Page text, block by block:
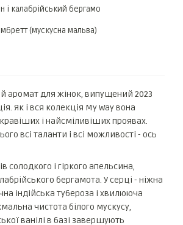
і калабрійський бергамо
(мускусна мальва)
аромат для жінок, випущений 2023
Як і вся колекція My Way вона
і найсміливіших проявах.
всі таланти і всі можливості - ось
і гіркого апельсина,
бергамота. У серці - ніжна
індійська тубероза і хвилююча
чистота білого мускусу,
ванілі в базі завершують